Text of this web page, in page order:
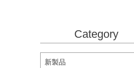
Category
新製品